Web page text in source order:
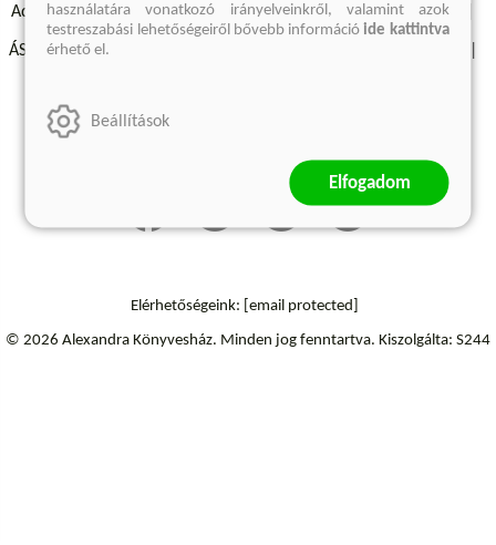
Adatvédelmi szabályzatok Elállási felmondási nyilatkozat
ÁSZF - Vásárlási feltételek
Szállítási információk
Elérhetőségeink: [email protected]
© 2026 Alexandra Könyvesház. Minden jog fenntartva. Kiszolgálta: S244
használatára vonatkozó irányelveinkről, valamint azok
testreszabási lehetőségeiről bővebb információide kattintva
érhető el.
Beállítások
Elfogadom